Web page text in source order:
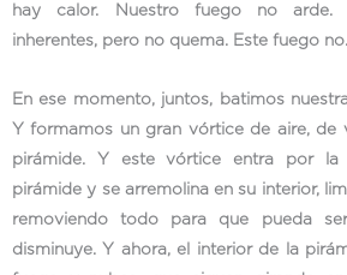
hay calor. Nuestro fuego no arde.
inherentes, pero no quema. Este fuego no.
En ese momento, juntos, batimos
Y formamos un gran vórtice de aire, de
pirámide. Y este vórtice entra por
pirámide y se arremolina en su interior,
removiendo todo para que pueda
disminuye. Y ahora, el interior de la